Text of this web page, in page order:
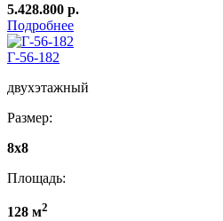
5.428.800 р.
Подробнее
Г-56-182
двухэтажный
Размер:
8x8
Площадь:
128 м2